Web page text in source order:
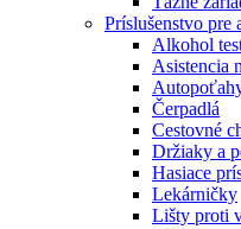
Príslušenstvo pre
Alkohol
Asistencia
Čerpadlá
Cestovné
Držiaky a
Hasiace
Lekárničky
Lišty proti